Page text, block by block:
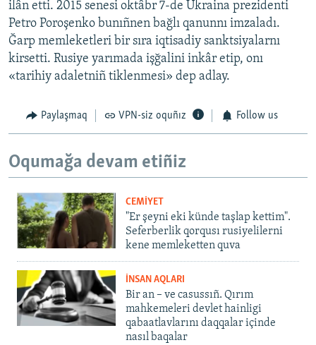
ilân etti. 2015 senesi oktâbr 7-de Ukraina prezidenti
Petro Poroşenko bunıñnen bağlı qanunnı imzaladı.
Ğarp memleketleri bir sıra iqtisadiy sanktsiyalarnı
kirsetti. Rusiye yarımada işğalini inkâr etip, onı
«tarihiy adaletniñ tiklenmesi» dep adlay.
Paylaşmaq VPN-siz oquñız Follow us
Oqumağa devam etiñiz
CEMİYET
"Er şeyni eki künde taşlap kettim".
Seferberlik qorqusı rusiyelilerni
kene memleketten quva
İNSAN AQLARI
Bir an – ve casussıñ. Qırım
mahkemeleri devlet hainligi
qabaatlavlarını daqqalar içinde
nasıl baqalar